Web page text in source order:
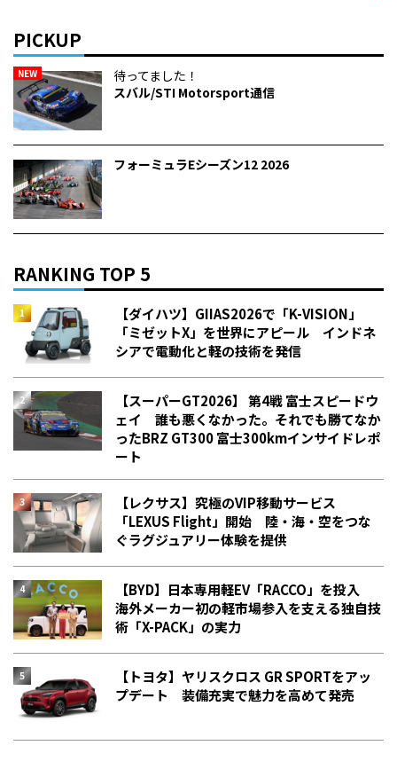
PICKUP
NEW
待ってました！
スバル/STI Motorsport通信
フォーミュラEシーズン12 2026
RANKING TOP 5
【ダイハツ】GIIAS2026で「K-VISION」
「ミゼットX」を世界にアピール インドネ
シアで電動化と軽の技術を発信
【スーパーGT2026】 第4戦 富士スピードウ
ェイ 誰も悪くなかった。それでも勝てなか
った――BRZ GT300 富士300kmインサイドレポ
ート
【レクサス】究極のVIP移動サービス
「LEXUS Flight」開始 陸・海・空をつな
ぐラグジュアリー体験を提供
【BYD】日本専用軽EV「RACCO」を投入
海外メーカー初の軽市場参入を支える独自技
術「X-PACK」の実力
【トヨタ】ヤリスクロス GR SPORTをアッ
プデート 装備充実で魅力を高めて発売